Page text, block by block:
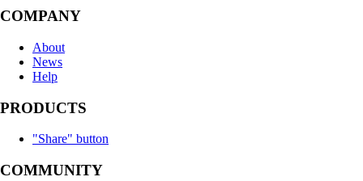
COMPANY
About
News
Help
PRODUCTS
"Share" button
COMMUNITY